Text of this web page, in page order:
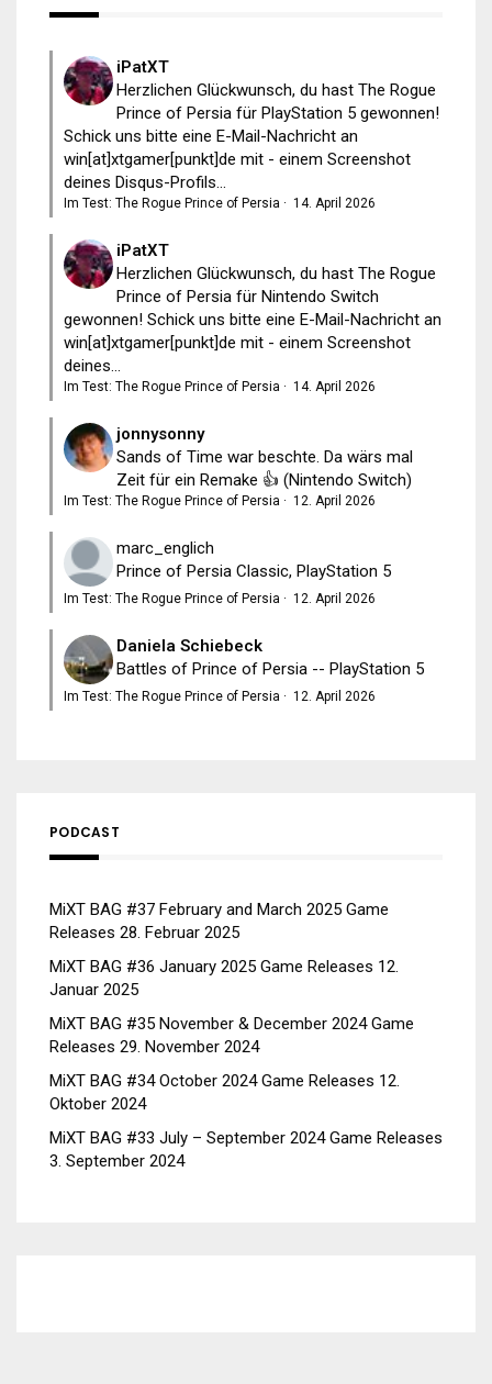
iPatXT
Herzlichen Glückwunsch, du hast The Rogue
Prince of Persia für PlayStation 5 gewonnen!
Schick uns bitte eine E-Mail-Nachricht an
win[at]xtgamer[punkt]de mit - einem Screenshot
deines Disqus-Profils...
Im Test: The Rogue Prince of Persia · 14. April 2026
iPatXT
Herzlichen Glückwunsch, du hast The Rogue
Prince of Persia für Nintendo Switch
gewonnen! Schick uns bitte eine E-Mail-Nachricht an
win[at]xtgamer[punkt]de mit - einem Screenshot
deines...
Im Test: The Rogue Prince of Persia · 14. April 2026
jonnysonny
Sands of Time war beschte. Da wärs mal
Zeit für ein Remake 👍 (Nintendo Switch)
Im Test: The Rogue Prince of Persia · 12. April 2026
marc_englich
Prince of Persia Classic, PlayStation 5
Im Test: The Rogue Prince of Persia · 12. April 2026
Daniela Schiebeck
Battles of Prince of Persia -- PlayStation 5
Im Test: The Rogue Prince of Persia · 12. April 2026
PODCAST
MiXT BAG #37 February and March 2025 Game
Releases 28. Februar 2025
MiXT BAG #36 January 2025 Game Releases 12.
Januar 2025
MiXT BAG #35 November & December 2024 Game
Releases 29. November 2024
MiXT BAG #34 October 2024 Game Releases 12.
Oktober 2024
MiXT BAG #33 July – September 2024 Game Releases
3. September 2024